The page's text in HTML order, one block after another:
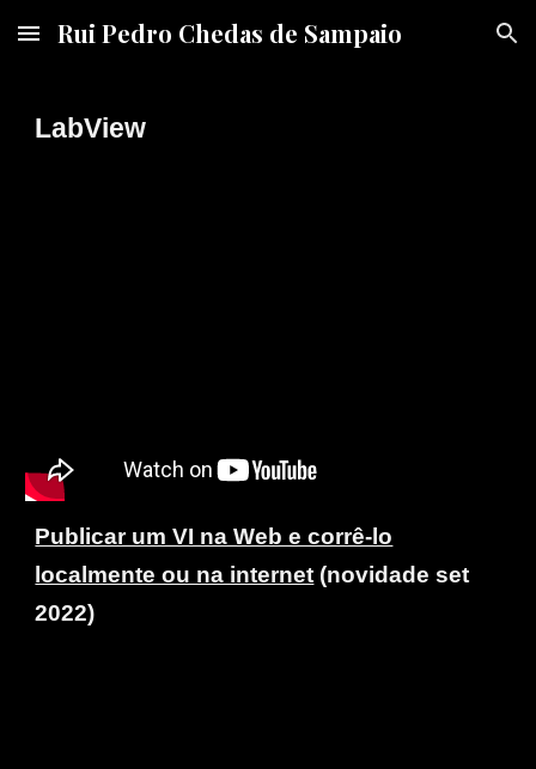
Skip to main content Skip to navigation
Rui Pedro Chedas de Sampaio
LabView
Publicar um VI na Web e corrê-lo
localmente ou na internet (novidade set
2022)